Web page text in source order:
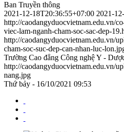
Ban Truyền thông
2021-12-18T20:36:55+07:00 2021-
http://caodangyduocvietnam.edu.vn/
viec-lam-nganh-cham-soc-sac-dep-
http://caodangyduocvietnam.edu.vn/
cham-soc-suc-dep-can-nhan-luc-
Trường Cao đẳng Công nghệ Y -
http://caodangyduocvietnam.edu.vn/
nang.jpg
Thứ bảy - 16/10/2021 09:53